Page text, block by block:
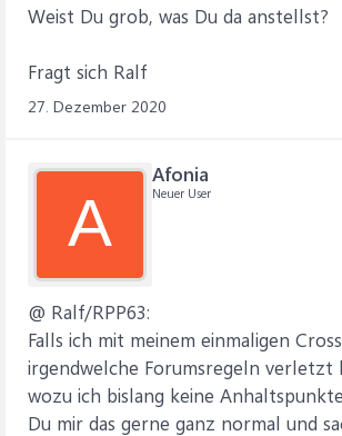
Weist Du grob, was Du da anstellst?
Fragt sich Ralf
27. Dezember 2020
A
Afonia
Neuer User
@ Ralf/RPP63:
Falls ich mit meinem einmaligen
irgendwelche Forumsregeln verletzt
wozu ich bislang keine
Du mir das gerne ganz normal und